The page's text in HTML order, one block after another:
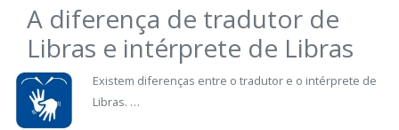
A diferença de tradutor de
Libras e intérprete de Libras
Existem diferenças entre o tradutor e o intérprete de
Libras. …